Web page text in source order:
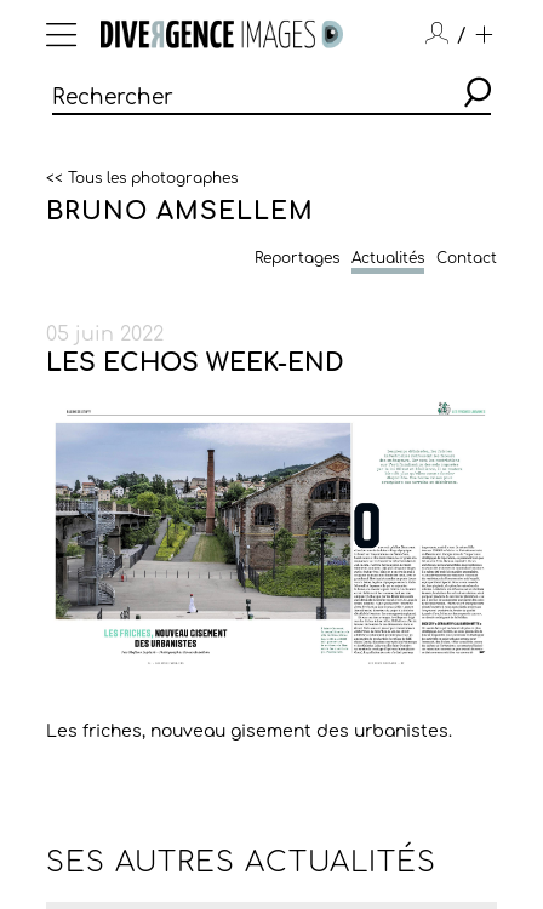
/
<< Tous les photographes
BRUNO AMSELLEM
Reportages Actualités Contact
05 juin 2022
LES ECHOS WEEK-END
Les friches, nouveau gisement des urbanistes.
SES AUTRESACTUALITÉS